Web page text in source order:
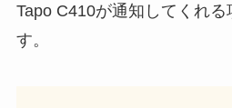
Tapo C410が通知してくれ
す。